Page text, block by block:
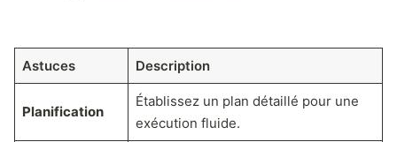
Astuces Description
Planification
Établissez un plan détaillé pour une
exécution fluide.